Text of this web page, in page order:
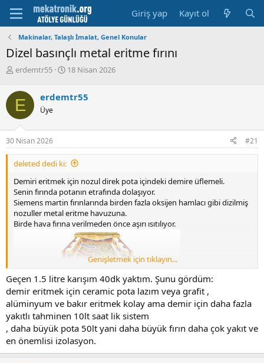
Giriş yap Kayıt ol
Makinalar, Talaşlı İmalat, Genel Konular
Dizel basınçlı metal eritme fırını
K
n
u
y
u
b
a
ş
l
t
a
n
erdemtr55
B
l
a
a
h
i
18 Nisan 2026
E erdemtr55
Üye
30 Nisan 2026 #21
deleted dedi ki:
Demiri eritmek için nozul direk pota içindeki demire üflemeli.
Senin fırında potanın etrafında dolaşıyor.
Siemens martin fırınlarında birden fazla oksijen hamlacı gibi dizilmiş
nozuller metal eritme havuzuna.
Birde hava fırına verilmeden önce aşırı ısıtılıyor.
Martinugnen
metallkompetens.se
translate ile çevirirsin. isveççe kaynak.
Genişletmek için tıklayın...
Geçen 1.5 litre karışım 40dk yaktım. Şunu gördüm:
demir eritmek için ceramic pota lazım veya grafit ,
alüminyum ve bakır eritmek kolay ama demir için daha fazla
yakıtlı tahminen 10lt saat lik sistem
, daha büyük pota 50lt yani daha büyük fırın daha çok yakıt ve
en önemlisi izolasyon.